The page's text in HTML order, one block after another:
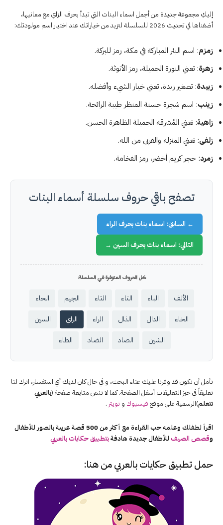
إليكِ مجموعة جديدة من أجمل اسماء البنات التي تبدأ بحرف الزاي مع معانيها،
أضفناها في تحديث 2026 للسلسلة لتزيد من خياراتك عند اختيار اسم مولودتك:
زمزم: اسم البئر المباركة في مكة، رمز للبركة.
زهرة: تعني النورة الجميلة، رمز الأنوثة.
زبيدة: تصغير زبدة، تعني خيار الشيء وأفضله.
زينب: اسم شجرة حسنة المنظر طيبة الرائحة.
زاهية: تعني المُشرقة الجميلة الظاهرة الحسن.
زلفى: تعني المنزلة والقربى من الله.
زمرد: حجر كريم أخضر، رمز الفخامة.
تصفح باقي حروف سلسلة أسماء البنات
← السابق: اسماء بنات بحرف الراء
التالي: اسماء بنات بحرف السين →
كل الحروف المتوفرة في السلسلة:
الألف الباء التاء الثاء الجيم
الحاء
الخاء
الدال الذال الراء الزاي
السين
الشين
الصاد الضاد الطاء
نأمل أن نكون قد وفرنا عليك عناء البحث، و في حال كان لديك أي استفسار، اترك لنا
تعليقاً في حيز التعليقات أسفل الصفحة. كما لا تنسَ متابعة صفحة (بالعربي
نتعلم)الرسمية على موقع فيسبوك و تويتر .
اقرأ لطفلك وعلمه حب القراءة مع أكثر من 500 قصة عربية بالصور للأطفال
وقصص الصيف للأطفال جديدة هادفةبتطبيق حكايات بالعربي
حمل تطبيقحكايات بالعربيمن هنا: